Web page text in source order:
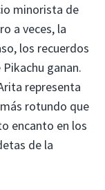
minorista de
a veces, la
los recuerdos
ganan.
representa
rotundo que
encanto en los
de la